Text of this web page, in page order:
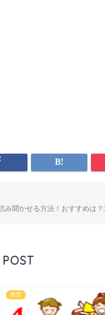
み聞かせる方法！おすすめは？
POST
教育